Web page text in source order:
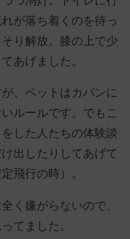
が落ち着くのを待っ
り解放。膝の上で少
あげました。
、ペットはカバンに
ルールです。でもこ
した人たちの体験談
出したりしてあげて
飛行の時）。
く嫌がらないので、
てました。